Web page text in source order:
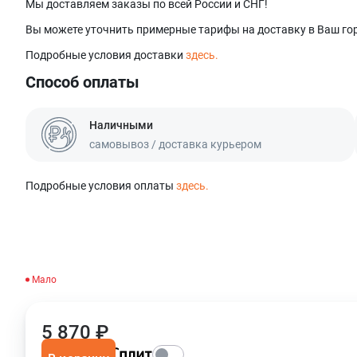
Мы доставляем заказы по всей России и СНГ!
Вы можете уточнить примерные тарифы на доставку в Ваш
Подробные условия доставки здесь.
Способ оплаты
Наличными
самовывоз / доставка курьером
Подробные условия оплаты здесь.
Мало
5 870 ₽